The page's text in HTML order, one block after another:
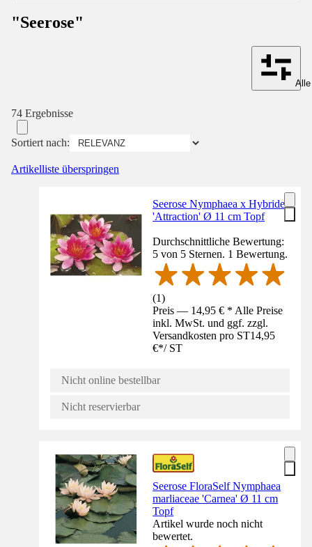
"Seerose"
74 Ergebnisse
Sortiert nach:
Artikelliste überspringen
Seerose Nymphaea x Hybride
'Attraction' Ø 11 cm Topf
Durchschnittliche Bewertung:
5 von 5 Sternen. 1 Bewertung.
(1)
Preis — 14,95 € * Alle Preise
inkl. MwSt. und ggf. zzgl.
Versandkosten pro ST14,95
€*/ ST
Nicht online bestellbar
Nicht reservierbar
Seerose FloraSelf Nymphaea
marliaceae 'Carnea' Ø 11 cm
Topf
Artikel wurde noch nicht
bewertet.